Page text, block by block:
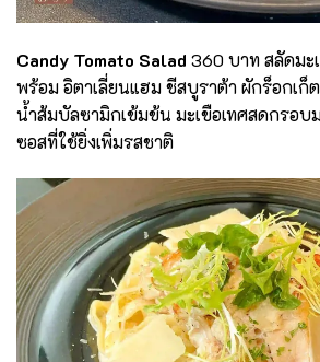
Candy Tomato Salad 360 บาท สลัดมะ
พร้อม อิตาเลี่ยนแฮม ชีสบูราต้า ผักร็อกเก็
น้ำส้มบัลซามิกเข้มข้น มะเขือเทศสดกรอบ
ซอสที่ใช้ยิ่งเพิ่มรสชาติ